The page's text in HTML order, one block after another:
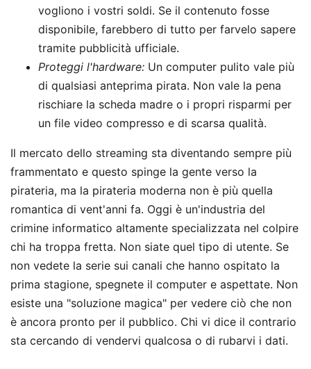
vogliono i vostri soldi. Se il contenuto fosse
disponibile, farebbero di tutto per farvelo sapere
tramite pubblicità ufficiale.
Proteggi l'hardware: Un computer pulito vale più
di qualsiasi anteprima pirata. Non vale la pena
rischiare la scheda madre o i propri risparmi per
un file video compresso e di scarsa qualità.
Il mercato dello streaming sta diventando sempre più
frammentato e questo spinge la gente verso la
pirateria, ma la pirateria moderna non è più quella
romantica di vent'anni fa. Oggi è un'industria del
crimine informatico altamente specializzata nel colpire
chi ha troppa fretta. Non siate quel tipo di utente. Se
non vedete la serie sui canali che hanno ospitato la
prima stagione, spegnete il computer e aspettate. Non
esiste una "soluzione magica" per vedere ciò che non
è ancora pronto per il pubblico. Chi vi dice il contrario
sta cercando di vendervi qualcosa o di rubarvi i dati.